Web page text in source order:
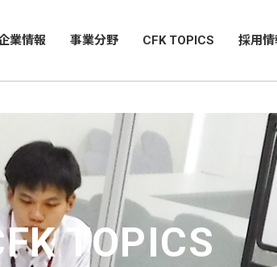
業情報 事業分野 CFK TOPICS 採用
TOPICS